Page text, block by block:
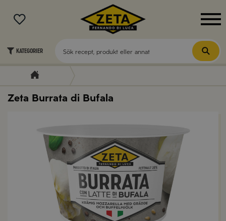
MENY
Kategorier
Zeta Burrata di Bufala